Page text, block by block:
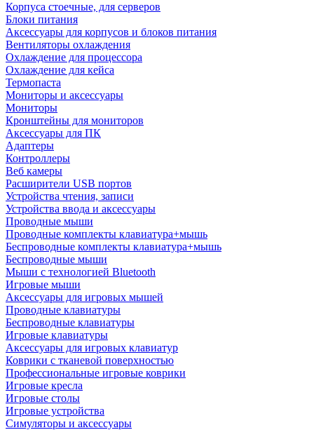
Корпуса стоечные, для серверов
Блоки питания
Аксессуары для корпусов и блоков питания
Вентиляторы охлаждения
Охлаждение для процессора
Охлаждение для кейса
Термопаста
Мониторы и аксессуары
Мониторы
Кронштейны для мониторов
Аксессуары для ПК
Адаптеры
Контроллеры
Веб камеры
Расширители USB портов
Устройства чтения, записи
Устройства ввода и аксессуары
Проводные мыши
Проводные комплекты клавиатура+мышь
Беспроводные комплекты клавиатура+мышь
Беспроводные мыши
Мыши с технологией Bluetooth
Игровые мыши
Аксессуары для игровых мышей
Проводные клавиатуры
Беспроводные клавиатуры
Игровые клавиатуры
Аксессуары для игровых клавиатур
Коврики с тканевой поверхностью
Профессиональные игровые коврики
Игровые кресла
Игровые столы
Игровые устройства
Симуляторы и аксессуары